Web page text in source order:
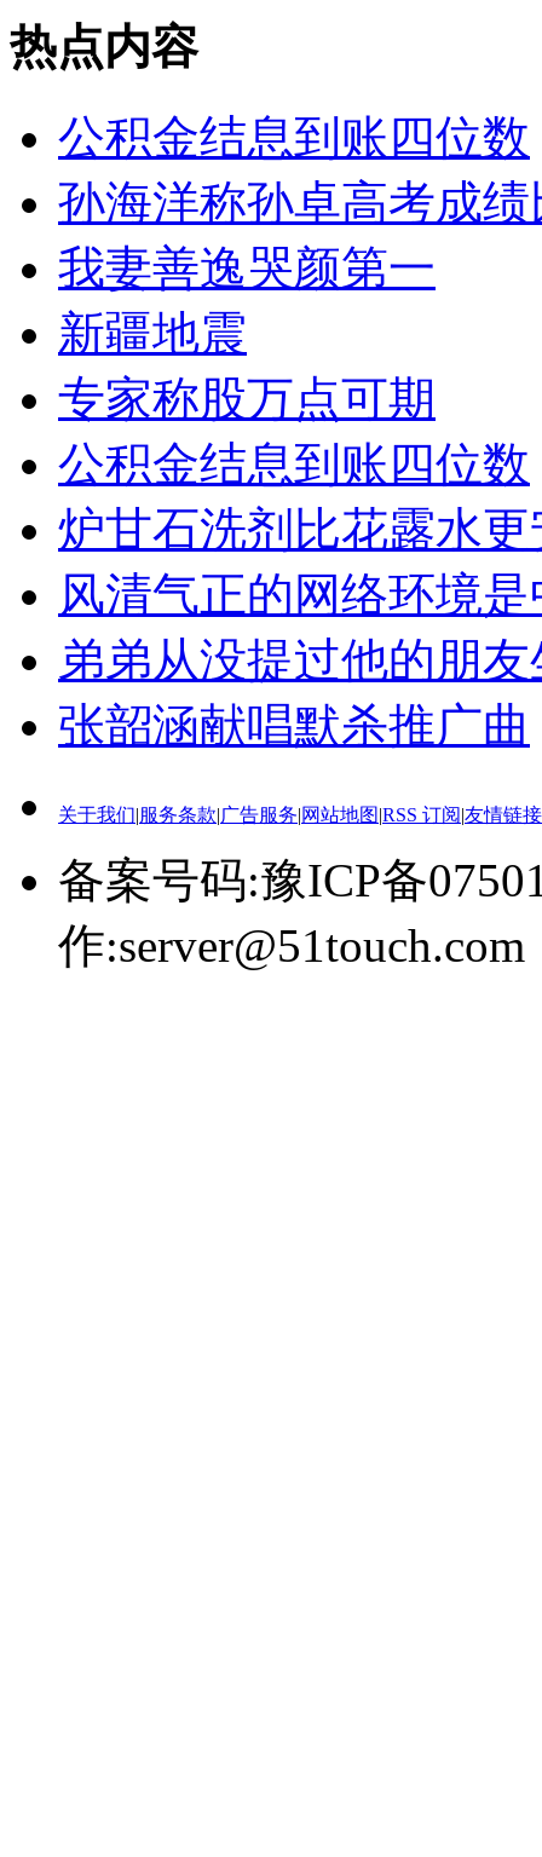
热点内容
公积金结息到账四位数
孙海洋称孙卓高考成
我妻善逸哭颜第一
新疆地震
专家称股万点可期
公积金结息到账四位数
炉甘石洗剂比花露水
风清气正的网络环境
弟弟从没提过他的朋
张韶涵献唱默杀推广曲
关于我们|服务条款|广告服务|网站地图|RSS 订阅|友情链接
备案号码:豫ICP备
作:server@51touch.com